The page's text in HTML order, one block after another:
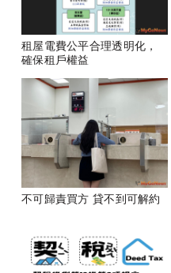
租屋電費公平合理透明化，
確保租戶權益
不可歸責買方 貸不到可解約